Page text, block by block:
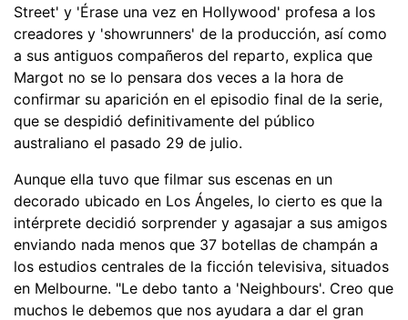
Street' y 'Érase una vez en Hollywood' profesa a los
creadores y 'showrunners' de la producción, así como
a sus antiguos compañeros del reparto, explica que
Margot no se lo pensara dos veces a la hora de
confirmar su aparición en el episodio final de la serie,
que se despidió definitivamente del público
australiano el pasado 29 de julio.
Aunque ella tuvo que filmar sus escenas en un
decorado ubicado en Los Ángeles, lo cierto es que la
intérprete decidió sorprender y agasajar a sus amigos
enviando nada menos que 37 botellas de champán a
los estudios centrales de la ficción televisiva, situados
en Melbourne. "Le debo tanto a 'Neighbours'. Creo que
muchos le debemos que nos ayudara a dar el gran